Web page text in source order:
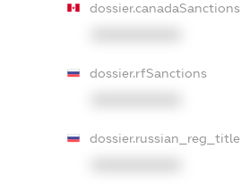
dossier.canadaSanctions
dossier.rfSanctions
dossier.russian_reg_title